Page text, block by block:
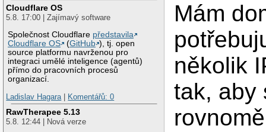
Cloudflare OS
5.8. 17:00 | Zajímavý software
Společnost Cloudflare představila
Cloudflare OS
(GitHub ), tj. open
source platformu navrženou pro
integraci umělé inteligence (agentů)
přímo do pracovních procesů
organizací.
Ladislav Hagara
Komentářů: 0
RawTherapee 5.13
5.8. 12:44 | Nová verze
Mám
několik
tak, aby